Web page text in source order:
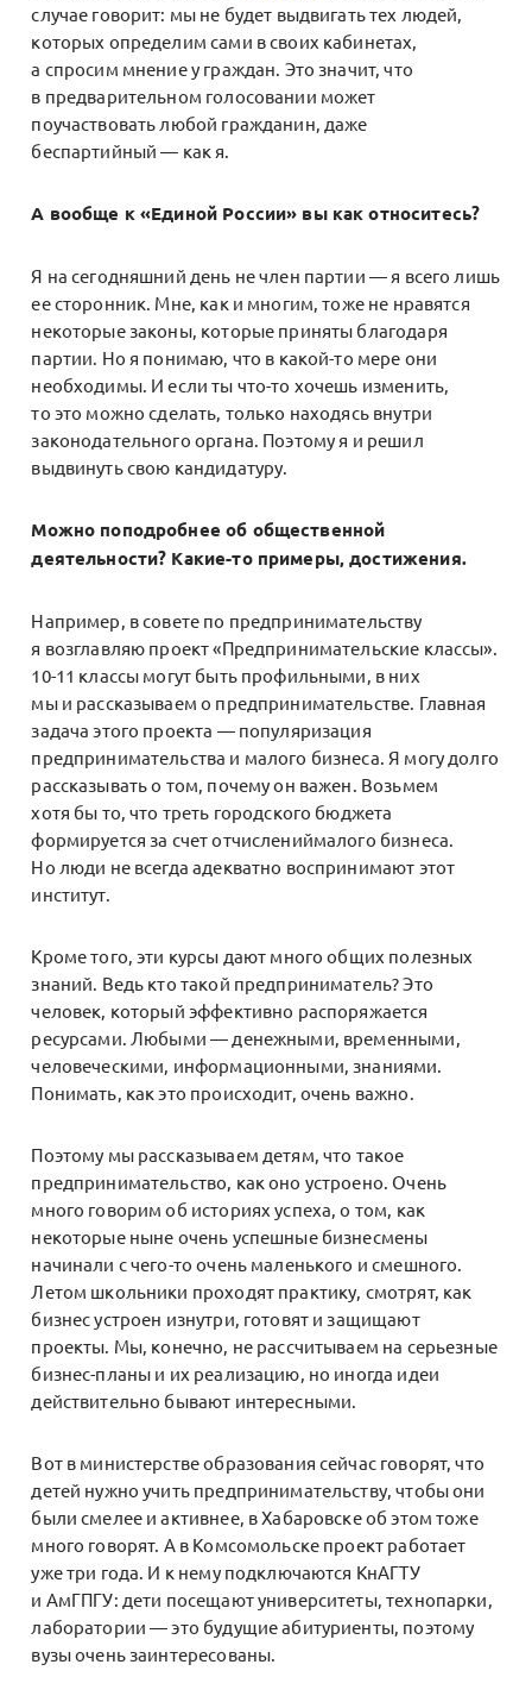
случае говорит: мы не будет выдвигать тех людей,
которых определим сами в своих кабинетах,
а спросим мнение у граждан. Это значит, что
в предварительном голосовании может
поучаствовать любой гражданин, даже
беспартийный — как я.
А вообще к «Единой России» вы как относитесь?
Я на сегодняшний день не член партии — я всего лишь
ее сторонник. Мне, как и многим, тоже не нравятся
некоторые законы, которые приняты благодаря
партии. Но я понимаю, что в какой-то мере они
необходимы. И если ты что-то хочешь изменить,
то это можно сделать, только находясь внутри
законодательного органа. Поэтому я и решил
выдвинуть свою кандидатуру.
Можно поподробнее об общественной
деятельности? Какие-то примеры, достижения.
Например, в совете по предпринимательству
я возглавляю проект «Предпринимательские классы».
10-11 классы могут быть профильными, в них
мы и рассказываем о предпринимательстве. Главная
задача этого проекта — популяризация
предпринимательства и малого бизнеса. Я могу долго
рассказывать о том, почему он важен. Возьмем
хотя бы то, что треть городского бюджета
формируется за счет отчислениймалого бизнеса.
Но люди не всегда адекватно воспринимают этот
институт.
Кроме того, эти курсы дают много общих полезных
знаний. Ведь кто такой предприниматель? Это
человек, который эффективно распоряжается
ресурсами. Любыми — денежными, временными,
человеческими, информационными, знаниями.
Понимать, как это происходит, очень важно.
Поэтому мы рассказываем детям, что такое
предпринимательство, как оно устроено. Очень
много говорим об историях успеха, о том, как
некоторые ныне очень успешные бизнесмены
начинали с чего-то очень маленького и смешного.
Летом школьники проходят практику, смотрят, как
бизнес устроен изнутри, готовят и защищают
проекты. Мы, конечно, не рассчитываем на серьезные
бизнес-планы и их реализацию, но иногда идеи
действительно бывают интересными.
Вот в министерстве образования сейчас говорят, что
детей нужно учить предпринимательству, чтобы они
были смелее и активнее, в Хабаровске об этом тоже
много говорят. А в Комсомольске проект работает
уже три года. И к нему подключаются КнАГТУ
и АмГПГУ: дети посещают университеты, технопарки,
лаборатории — это будущие абитуриенты, поэтому
вузы очень заинтересованы.